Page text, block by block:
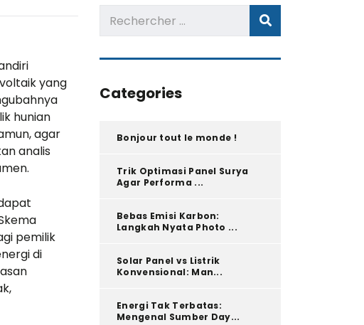
yang
hunian
agar
analis
pemilik
di
Categories
Bonjour tout le monde !
Trik Optimasi Panel Surya
Agar Performa ...
Bebas Emisi Karbon:
Langkah Nyata Photo ...
Solar Panel vs Listrik
Konvensional: Man...
Energi Tak Terbatas:
Mengenal Sumber Day...